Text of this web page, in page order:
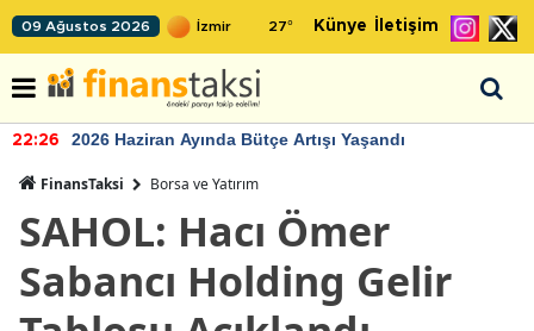
09 Ağustos 2026 27° Künye İletişim
22:26 2026 Haziran Ayında Bütçe Artışı Yaşandı
FinansTaksi Borsa ve Yatırım
SAHOL: Hacı Ömer
Sabancı Holding Gelir